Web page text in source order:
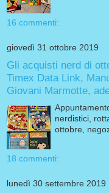
16 commenti:
giovedì 31 ottobre 2019
Gli acquisti nerd di
Timex Data Link,
Giovani Marmotte,
nerdistici,
ottobre,
18 commenti:
lunedì 30 settembre 2019